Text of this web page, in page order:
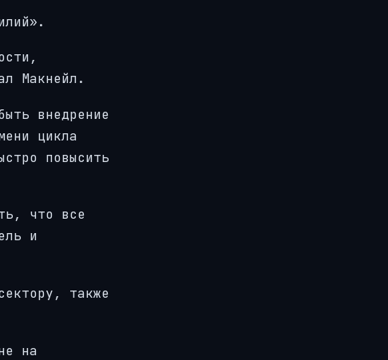
Макнейл.
внедрение
цикла
повысить
что все
и
также
на